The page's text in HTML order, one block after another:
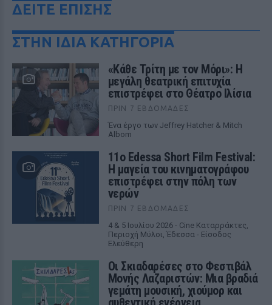
ΔΕΙΤΕ ΕΠΙΣΗΣ
ΣΤΗΝ ΙΔΙΑ ΚΑΤΗΓΟΡΙΑ
«Κάθε Τρίτη με τον Μόρι»: Η
μεγάλη θεατρική επιτυχία
επιστρέφει στο Θέατρο Ιλίσια
ΠΡΙΝ 7 ΕΒΔΟΜΆΔΕΣ
Ένα έργο των Jeffrey Hatcher & Mitch
Albom
11ο Edessa Short Film Festival:
Η μαγεία του κινηματογράφου
επιστρέφει στην πόλη των
νερών
ΠΡΙΝ 7 ΕΒΔΟΜΆΔΕΣ
4 & 5 Ιουλίου 2026 - Cine Καταρράκτες,
Περιοχή Μύλοι, Έδεσσα - Είσοδος
Ελεύθερη
Οι Σκιαδαρέσες στο Φεστιβάλ
Μονής Λαζαριστών: Μια βραδιά
γεμάτη μουσική, χιούμορ και